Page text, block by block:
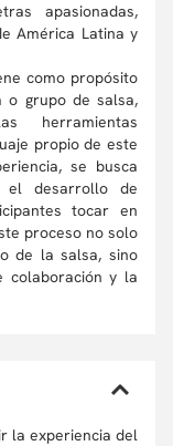
apasionadas,
América Latina y
como propósito
o grupo de salsa,
herramientas
propio de este
se busca
el desarrollo de
tocar en
proceso no solo
de la salsa, sino
colaboración y la
la experiencia del